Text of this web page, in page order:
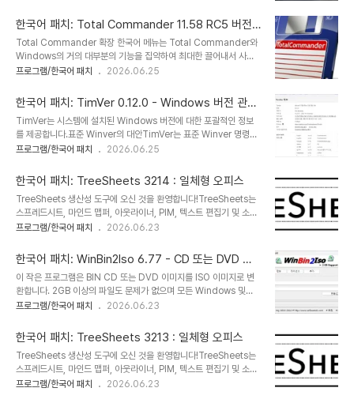
전송 속도를 높입니다.전송을 일시 중지하고 다시 시작할 수 있습니다.
언제든지 복사 프로세스를 일시 중지하여 시스템 리소스를 확보하고
한 번의 클릭으로 계속 진행할 수 있습니다.오류 복구. 복사 오류가 발
생하면 TeraCopy는 여러 번 시도하며, 최악의 경우 전체 전송을 종
료하지 않고 해당 파일을 건너뜁니다.대화형 파일 목록. TeraCopy
다시 복사할 수 있도록 ..
한국어 패치: Total Commander 11.58 RC5 버전
+ 한국어 확장 메뉴 팩
Total Commander 확장 한국어 메뉴는 Total Commander와
Windows의 거의 대부분의 기능을 집약하여 최대한 끌어내서 사용
하는데 집중되어 있습니다.Total Commander 확장 한국어 메뉴
Windows의 거의 대부분의 기능을 집약하여 최대한 끌어내서 사용
하는데 집중되어 있습니다. ▶ 확장 한국어 메뉴 64 비트 및 32비트
선택: Total Commander에서 더블 클릭해서 설치합니다.
tc115x_win10x86_amd64_kor-메뉴 확장 한국어.zip - Total
Commander 11.5x 32비트 및 64비트용 확장 한국어 메뉴▶ 확
프로그램/한국어 패치 2026.06.25
한국어 패치: TimVer 0.12.0 - Windows 버전 관련
정보 표시
TimVer는 시스템에 설치된 Windows 버전에 대한 포괄적인 정보
를 제공합니다.표준 Winver의 대안TimVer는 표준 Winver 명령어
에 대한 향상된 대안으로, Winver가 표시하는 것보다 훨씬 더 많은
부 정보를 제공하지만, TimVer는 버전 번호뿐만 아니라 빌드 번호,
릴리스 날짜 및 관련 시스템 정보를 포함하는 포괄적인 개요를 제공합
니다. 이러한 수준의 세부 정보는 소프트웨어 및 하드웨어와의 잠재적
인 충돌을 식별하는 데 도움이 되므로 문제를 해결하려는 사용자에게
매우 유용할 수 있습니다.앱, 하드웨어 호환성 확인또한 TimVer는 새
데 특히 유용합니다..
프로그램/한국어 패치 2026.06.25
한국어 패치: TreeSheets 3214 : 일체형 오피스
TreeSheets 생산성 도구에 오신 것을 환영합니다!TreeSheets는
스프레드시트, 마인드 맵퍼, 아웃라이너, PIM, 텍스트 편집기 및 소규
모 데이터베이스를 대체할 수 있는 "계층적 스프레드시트"입니다.작
요구 사항 수집, 정보 발표 등 모든 종류의 데이터 조직에 적합합니다.
스프레드시트와 비슷하지만 즉시 익숙하지만 계층적이기 때문에 복잡
한 데이터에 훨씬 더 적합합니다. 마인드 맵퍼와 비슷하지만 더 체계적
이고 컴팩트합니다. 아웃라이너와 비슷하지만 여러 차원에서 볼 수 있
습니다. 텍스트 편집기와 비슷하지만 구조가 있습니다.리눅스
설치 명령을 실행..
프로그램/한국어 패치 2026.06.23
한국어 패치: WinBin2Iso 6.77 - CD 또는 DVD 이
미지를 ISO 이미지로
이 작은 프로그램은 BIN CD 또는 DVD 이미지를 ISO 이미지로 변
환합니다. 2GB 이상의 파일도 문제가 없으며 모든 Windows 및
Server OS에서 작동합니다.빠른 전환을 위해 필요한 것은 바로
브에서는 분당 1기가바이트가 넘습니다. 게다가 디스크 공간도 최대
13% 절약할 수 있는데, 디스크 공간도 충분하지 않습니다.Bin To
ISO 도구의 주요 기능◆ BIN CD 및 DVD 이미지를 ISO 이미지로
변환◆ 2GB 이상의 BIN 및 ISO 파일 지원기타 사양:◆ MDF에서
ISO로의 변환◆ BIN에서 ISO로 변환◆ 극소형 프로그램◆ 프리웨
프로그램/한국어 패치 2026.06.23
한국어 패치: TreeSheets 3213 : 일체형 오피스
TreeSheets 생산성 도구에 오신 것을 환영합니다!TreeSheets는
스프레드시트, 마인드 맵퍼, 아웃라이너, PIM, 텍스트 편집기 및 소규
모 데이터베이스를 대체할 수 있는 "계층적 스프레드시트"입니다.작
프로그램/한국어 패치 2026.06.23